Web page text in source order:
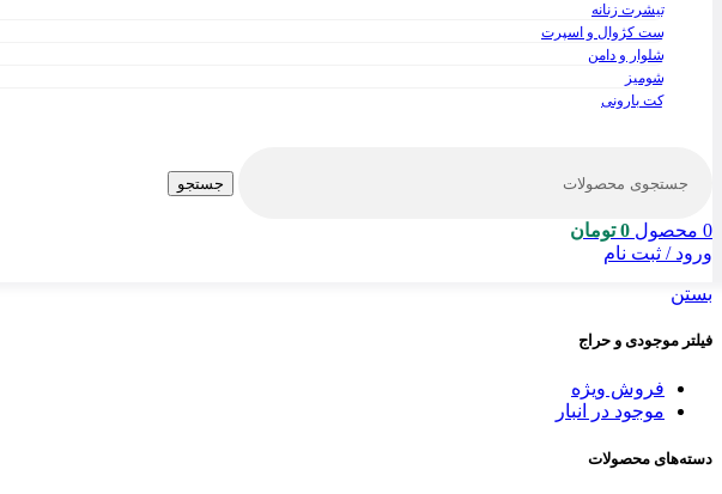
تیشرت زنانه
ست کژوال و اسپرت
شلوار و دامن
شومیز
کت بارونی
جستجو
0 محصول 0 تومان
ورود / ثبت نام
بستن
فیلتر موجودی و حراج
فروش ویژه
موجود در انبار
دسته‌های محصولات